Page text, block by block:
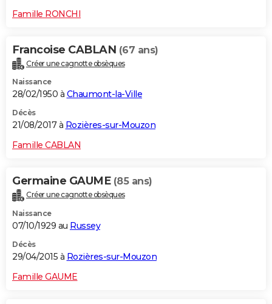
Famille RONCHI
Francoise CABLAN (67 ans)
Créer une cagnotte obsèques
Naissance
28/02/1950 à Chaumont-la-Ville
Décès
21/08/2017 à Rozières-sur-Mouzon
Famille CABLAN
Germaine GAUME (85 ans)
Créer une cagnotte obsèques
Naissance
07/10/1929 au Russey
Décès
29/04/2015 à Rozières-sur-Mouzon
Famille GAUME